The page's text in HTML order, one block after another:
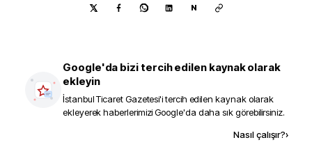
N
Google'da bizi tercih edilen kaynak olarak
ekleyin
İstanbul Ticaret Gazetesi'i tercih edilen kaynak olarak
ekleyerek haberlerimizi Google'da daha sık görebilirsiniz.
Nasıl çalışır?›